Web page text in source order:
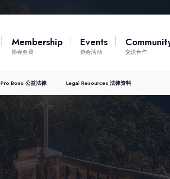
Membership
协会会员
Events
协会活动 交流合作
Pro Bono 公益法律 Legal Resources 法律资料